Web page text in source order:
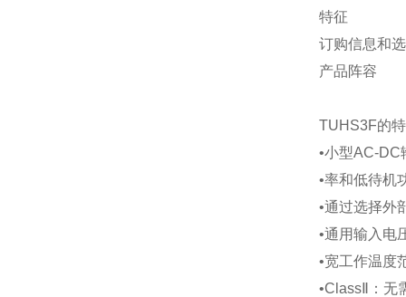
特征
订购信息和
产品阵容
TUHS3F的
•小型AC-DC
•率和低待机
•通过选择外
•通用输入
•宽工作温
•ClassⅡ：无